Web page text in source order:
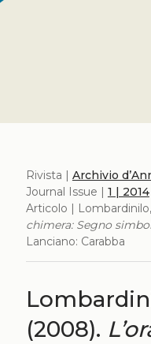
Rivista | Archivio
Journal Issue | 1 | 2014
Articolo |
chimera: Segno
Lanciano: Carabba
(2008).